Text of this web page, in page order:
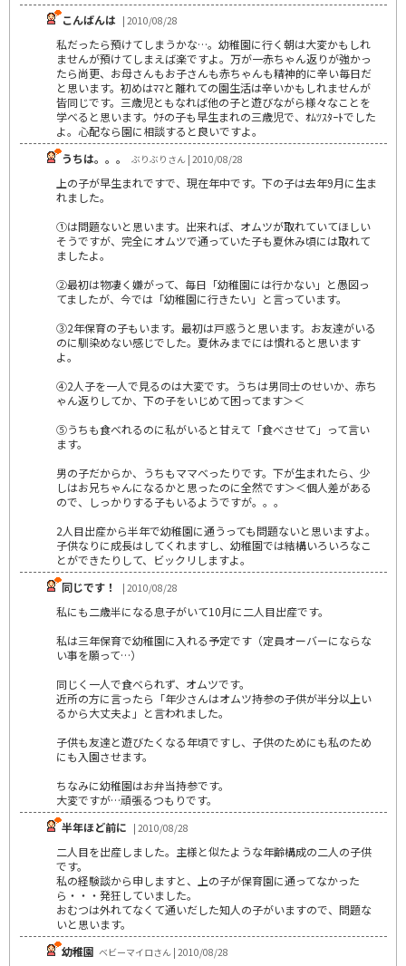
こんばんは | 2010/08/28
私だったら預けてしまうかな…。幼稚園に行く朝は大変かもしれ
ませんが預けてしまえば楽ですよ。万が一赤ちゃん返りが強かっ
たら尚更、お母さんもお子さんも赤ちゃんも精神的に辛い毎日だ
と思います。初めはﾏﾏと離れての園生活は辛いかもしれませんが
皆同じです。三歳児ともなれば他の子と遊びながら様々なことを
学べると思います。ｳﾁの子も早生まれの三歳児で、ｵﾑﾂｽﾀｰﾄでした
よ。心配なら園に相談すると良いですよ。
うちは。。。
ぶりぶりさん | 2010/08/28
上の子が早生まれですで、現在年中です。下の子は去年9月に生ま
れました。
①は問題ないと思います。出来れば、オムツが取れていてほしい
そうですが、完全にオムツで通っていた子も夏休み頃には取れて
ましたよ。
②最初は物凄く嫌がって、毎日「幼稚園には行かない」と愚図っ
てましたが、今では「幼稚園に行きたい」と言っています。
③2年保育の子もいます。最初は戸惑うと思います。お友達がいる
のに馴染めない感じでした。夏休みまでには慣れると思います
よ。
④2人子を一人で見るのは大変です。うちは男同士のせいか、赤ち
ゃん返りしてか、下の子をいじめて困ってます＞＜
⑤うちも食べれるのに私がいると甘えて「食べさせて」って言い
ます。
男の子だからか、うちもママべったりです。下が生まれたら、少
しはお兄ちゃんになるかと思ったのに全然です＞＜個人差がある
ので、しっかりする子もいるようですが。。。
2人目出産から半年で幼稚園に通うっても問題ないと思いますよ。
子供なりに成長はしてくれますし、幼稚園では結構いろいろなこ
とができたりして、ビックリしますよ。
同じです！
| 2010/08/28
私にも二歳半になる息子がいて10月に二人目出産です。
私は三年保育で幼稚園に入れる予定です（定員オーバーにならな
い事を願って…）
同じく一人で食べられず、オムツです。
近所の方に言ったら「年少さんはオムツ持参の子供が半分以上い
るから大丈夫よ」と言われました。
子供も友達と遊びたくなる年頃ですし、子供のためにも私のため
にも入園させます。
ちなみに幼稚園はお弁当持参です。
大変ですが…頑張るつもりです。
半年ほど前に | 2010/08/28
二人目を出産しました。主様と似たような年齢構成の二人の子供
です。
私の経験談から申しますと、上の子が保育園に通ってなかった
ら・・・発狂していました。
おむつは外れてなくて通いだした知人の子がいますので、問題な
いと思います。
幼稚園 ベビーマイロさん | 2010/08/28